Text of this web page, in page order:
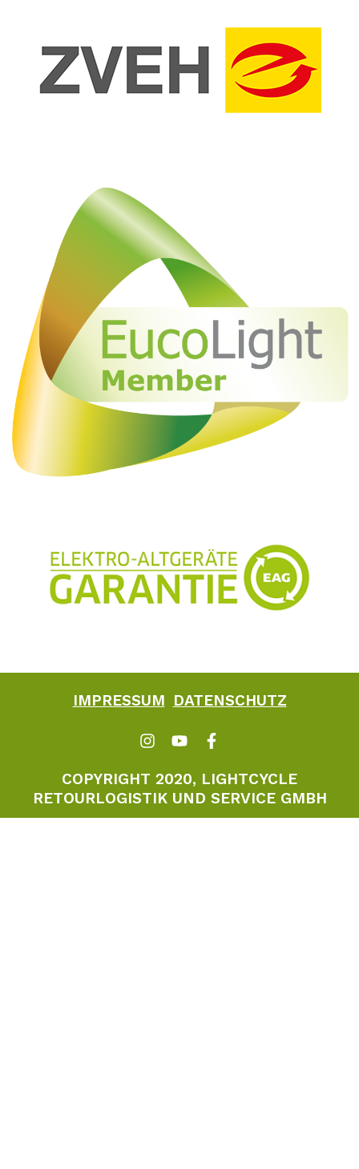
IMPRESSUM DATENSCHUTZ
COPYRIGHT 2020, LIGHTCYCLE
RETOURLOGISTIK UND SERVICE GMBH